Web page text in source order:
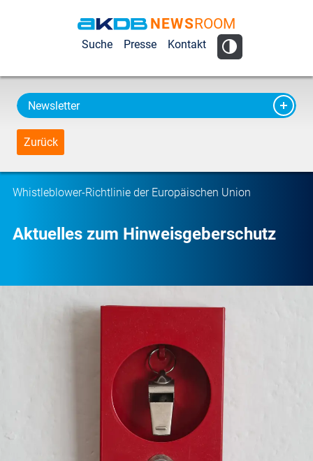
AKDB Anstalt
Kommunale
Datenverarbeitung
in Bayern
NEWSROOM
Suche Presse Kontakt
Newsletter
Zurück
Whistleblower-Richtlinie der Europäischen Union
Aktuelles zum Hinweisgeberschutz